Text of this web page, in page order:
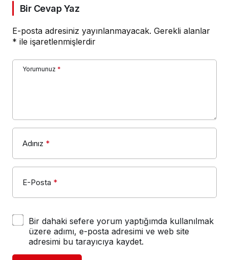
Bir Cevap Yaz
E-posta adresiniz yayınlanmayacak. Gerekli alanlar
* ile işaretlenmişlerdir
Yorumunuz *
Adınız *
E-Posta *
Bir dahaki sefere yorum yaptığımda kullanılmak
üzere adımı, e-posta adresimi ve web site
adresimi bu tarayıcıya kaydet.